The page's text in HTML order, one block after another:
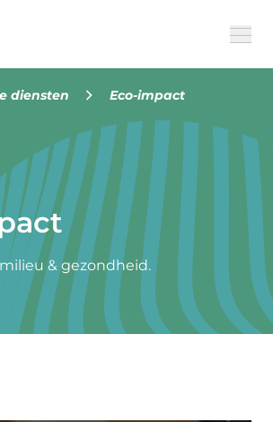
Over ons
Onze diensten
Cases
FAQ
Jobs
diensten Eco-impact
& gezondheid.